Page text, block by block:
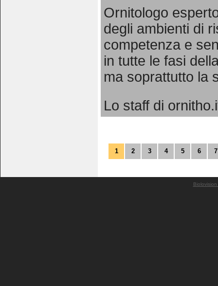
Ornitologo
degli ambienti di
competenza e
in tutte le fasi
ma soprattutto la
Lo staff di
1 2 3 4 5 6 7
Biolovision